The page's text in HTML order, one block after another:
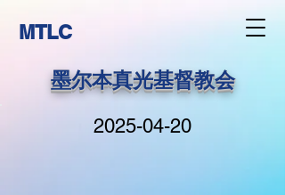
MTLC
墨尔本真光基督教会
2025-04-20